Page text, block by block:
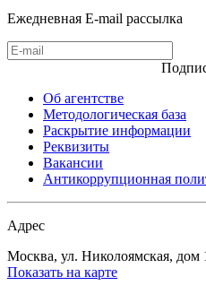
Ежедневная E-mail рассылка
Об агентстве
Методологическая база
Раскрытие информации
Реквизиты
Вакансии
Антикоррупционная
Адрес
Москва, ул. Николоямская, дом
Показать на карте